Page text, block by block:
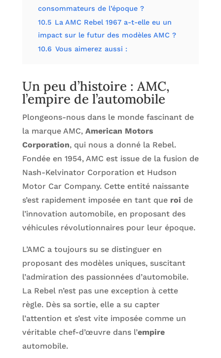
consommateurs de l’époque ?
10.5 La AMC Rebel 1967 a-t-elle eu un
impact sur le futur des modèles AMC ?
10.6 Vous aimerez aussi :
Un peu d’histoire : AMC,
l’empire de l’automobile
Plongeons-nous dans le monde fascinant de
la marque AMC, American Motors
Corporation, qui nous a donné la Rebel.
Fondée en 1954, AMC est issue de la fusion de
Nash-Kelvinator Corporation et Hudson
Motor Car Company. Cette entité naissante
s’est rapidement imposée en tant que roi de
l’innovation automobile, en proposant des
véhicules révolutionnaires pour leur époque.
L’AMC a toujours su se distinguer en
proposant des modèles uniques, suscitant
l’admiration des passionnées d’automobile.
La Rebel n’est pas une exception à cette
règle. Dès sa sortie, elle a su capter
l’attention et s’est vite imposée comme un
véritable chef-d’œuvre dans l’empire
automobile.